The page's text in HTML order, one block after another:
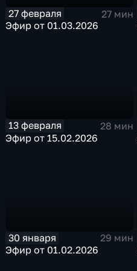
27 февраля
27 мин
Эфир от 01.03.2026
13 февраля
28 мин
Эфир от 15.02.2026
30 января
29 мин
Эфир от 01.02.2026